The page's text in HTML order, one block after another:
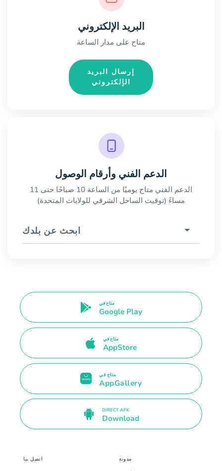
البريد الإلكتروني
متاح على مدار الساعة
إرسال البريد
الإلكتروني
الدعم الفني وأرقام الوصول
الدعم الفني متاح يوميًا من الساعة 10 صباحًا حتى 11
مساءً (توقيت الساحل الشرقي للولايات المتحدة)
ابحث عن بلدك
متاح في
Google Play
متاح في
AppStore
متاح في
AppGallery
DIRECT APK
Download
اتصل بنا مدونة